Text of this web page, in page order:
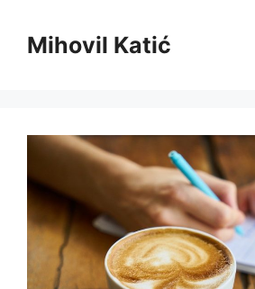
sadržajMihovil Katić